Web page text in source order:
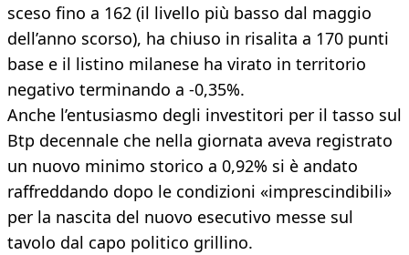
sceso fino a 162 (il livello più basso dal maggio
dell’anno scorso), ha chiuso in risalita a 170 punti
base e il listino milanese ha virato in territorio
negativo terminando a -0,35%.
Anche l’entusiasmo degli investitori per il tasso sul
Btp decennale che nella giornata aveva registrato
un nuovo minimo storico a 0,92% si è andato
raffreddando dopo le condizioni «imprescindibili»
per la nascita del nuovo esecutivo messe sul
tavolo dal capo politico grillino.